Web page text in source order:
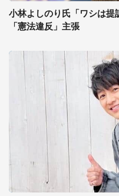
小林よしのり氏「ワシは
「憲法違反」主張